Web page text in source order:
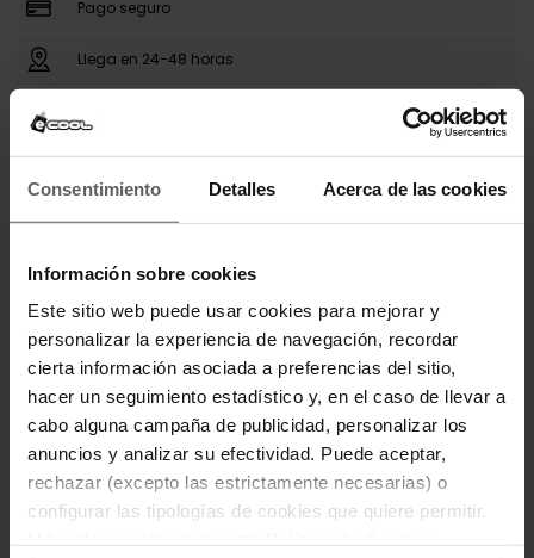
Consentimiento Detalles Acerca de las cookies
Información sobre cookies
Este sitio web puede usar cookies para mejorar y
personalizar la experiencia de navegación, recordar
cierta información asociada a preferencias del sitio,
hacer un seguimiento estadístico y, en el caso de llevar a
cabo alguna campaña de publicidad, personalizar los
anuncios y analizar su efectividad. Puede aceptar,
rechazar (excepto las estrictamente necesarias) o
configurar las tipologías de cookies que quiere permitir.
Pago seguro
Llega en 24-48 horas
DESCRIPCIÓN
hombre combina estilo y comodidad en un diseño
canguro, capucha ajustable con cordones y el
logotipo icónico HH en el pecho que aporta un
toque distintivo. Confeccionada en algodón suave
de alta calidad, es ideal para el día a día y
actividades al aire libre.
DETALLES DEL PRODUCTO
DEVOLUCIONES Y CAMBIOS
INFORMACIÓN ENVÍOS